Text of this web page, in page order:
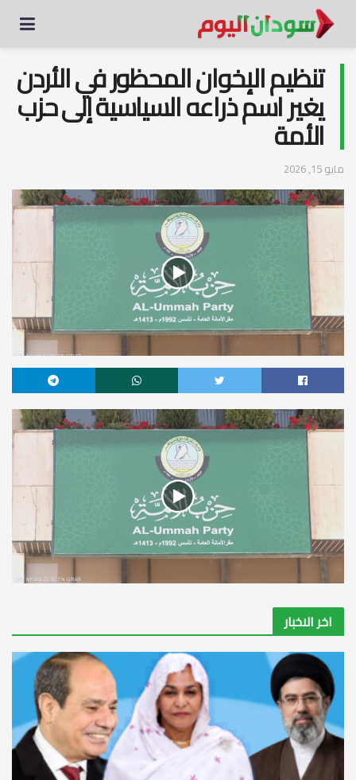
تنظيم الإخوان المحظور في الأردن
يغير اسم ذراعه السياسية إلى حزب
الأمة
مايو 15, 2026
اخر الاخبار